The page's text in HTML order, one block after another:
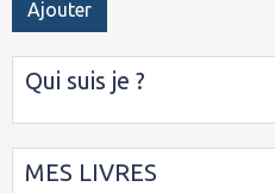
Ajouter
Qui suis je ?
MES LIVRES